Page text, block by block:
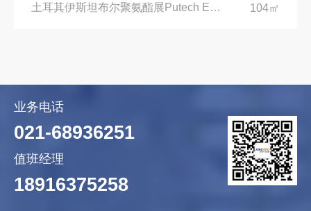
土耳其伊斯坦布尔聚氨酯展Putech Eurasia|土耳其国际会展中心 104㎡
业务电话
021-68936251
值班经理
18916375258